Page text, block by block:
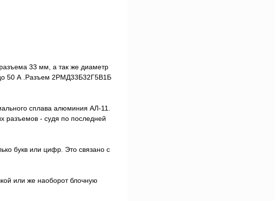
33 мм, а так же диаметр
50 А .Разъем 2РМД33Б32Г5В1Б
сплава алюминия АЛ-11.
разъемов - судя по последней
букв или цифр. Это связано с
или же наоборот блочную